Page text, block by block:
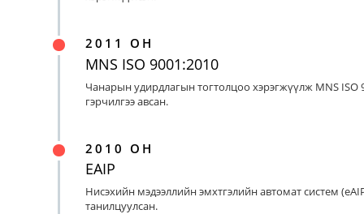
2011 ОН
MNS ISO 9001:2010
Чанарын удирдлагын тогтолцоо хэрэгжүүлж MNS ISO
гэрчилгээ авсан.
2010 ОН
EAIP
Нисэхийн мэдээллийн эмхтгэлийн автомат систем
танилцуулсан.